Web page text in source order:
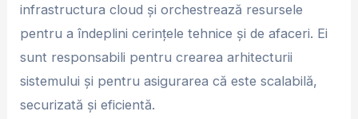
infrastructura cloud și orchestrează resursele
pentru a îndeplini cerințele tehnice și de afaceri. Ei
sunt responsabili pentru crearea arhitecturii
sistemului și pentru asigurarea că este scalabilă,
securizată și eficientă.